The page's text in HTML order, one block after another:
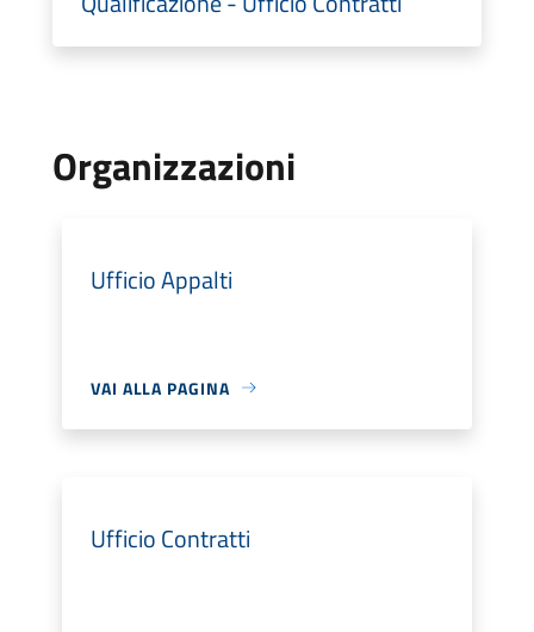
Organizzazioni
Ufficio Appalti
VAI ALLA PAGINA
Ufficio Contratti